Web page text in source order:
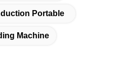
Portable
Machine